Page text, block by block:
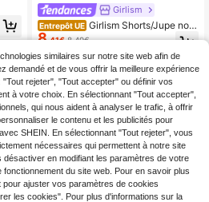
v
Girlism
Entrepôt UE Girlism Shorts/Jupe noir
s élastiques en maille élastique fron
é et élégant
8,41€8,49€
similaires sur notre site web afin de
demandé et de vous offrir la meilleure expérience
rejeter", "Tout accepter" ou définir vos
à votre choix. En sélectionnant "Tout accepter",
qui nous aident à analyser le trafic, à offrir
le contenu et les publicités pour
SHEIN. En sélectionnant "Tout rejeter", vous
nécessaires qui permettent à notre site
désactiver en modifiant les paramètres de votre
du site web. Pour en savoir plus
ajuster vos paramètres de cookies
les cookies". Pour plus d'informations sur la